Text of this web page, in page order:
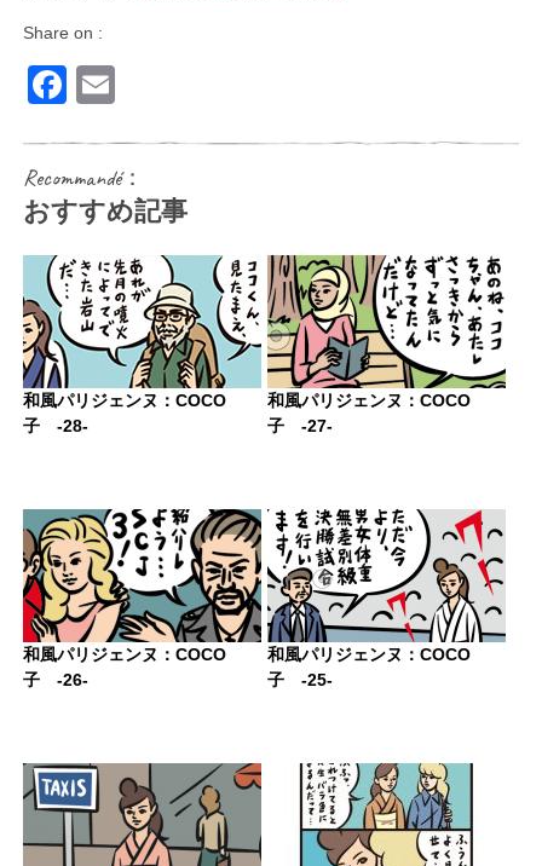
Share on :
Facebook
Recommandé：
おすすめ記事
和風パリジェンヌ：COCO
子 -28-
和風パリジェンヌ：COCO
子 -27-
和風パリジェンヌ：COCO
子 -26-
和風パリジェンヌ：COCO
子 -25-